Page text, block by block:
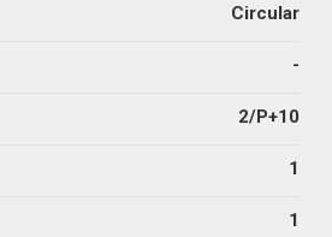
Circular
-
2/P+10
1
1